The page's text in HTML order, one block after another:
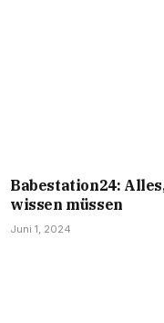
Babestation24:
wissen müssen
Juni 1, 2024